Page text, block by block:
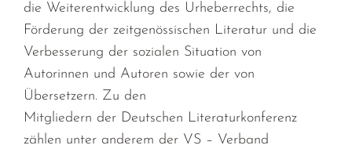
die Weiterentwicklung des Urheberrechts, die
Förderung der zeitgenössischen Literatur und die
Verbesserung der sozialen Situation von
Autorinnen und Autoren sowie der von
Übersetzern. Zu den
Mitgliedern der Deutschen Literaturkonferenz
zählen unter anderem der VS – Verband